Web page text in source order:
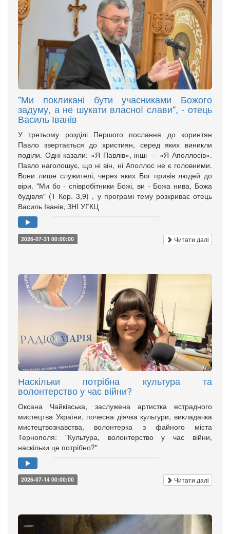
"Ми покликані бути учасниками Божого
задуму, а не шукати власної слави", - отець
Василь Іванів
У третьому розділі Першого послання до коринтян
Павло звертається до християн, серед яких виникли
поділи. Одні казали: «Я Павлів», інші — «Я Аполлосів».
Павло наголошує, що ні він, ні Аполлос не є головними.
Вони лише служителі, через яких Бог привів людей до
віри. "Ми бо - співробітники Божі, ви - Божа нива, Божа
будівля" (1 Кор. 3,9) , у програмі тему розкриває отець
Василь Іванів, ЗНІ УГКЦ
2026-07-31 00:00:00 Читати далі
Наскільки потрібна культура та
волонтерство у час війни?
Оксана Чайківська, заслужена артистка естрадного
мистецтва України, почесна діячка культури, викладачка
мистецтвознавства, волонтерка з файного міста
Тернополя: "Культура, волонтерство у час війни,
наскільки це потрібно?"
2026-07-14 00:00:00 Читати далі